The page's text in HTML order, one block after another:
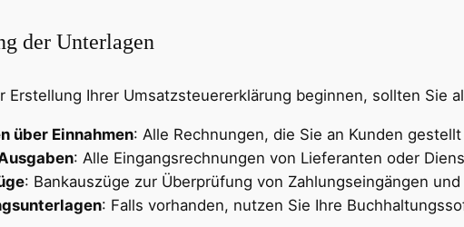
der Unterlagen
Erstellung Ihrer Umsatzsteuererklärung beginnen, sollten Sie
über Einnahmen: Alle Rechnungen, die Sie an Kunden
: Alle Eingangsrechnungen von Lieferanten oder
: Bankauszüge zur Überprüfung von Zahlungseingängen
: Falls vorhanden, nutzen Sie Ihre